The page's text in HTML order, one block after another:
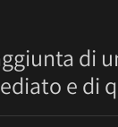
di
e di